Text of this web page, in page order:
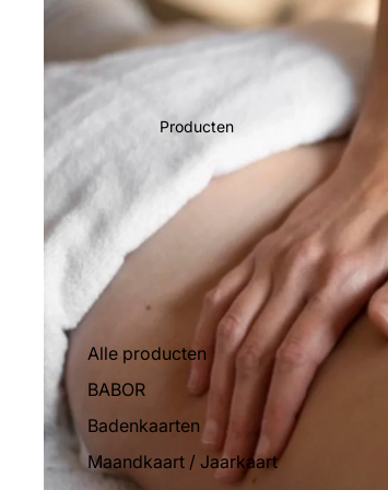
Producten
Alle producten
BABOR
Badenkaarten
Maandkaart / Jaarkaart